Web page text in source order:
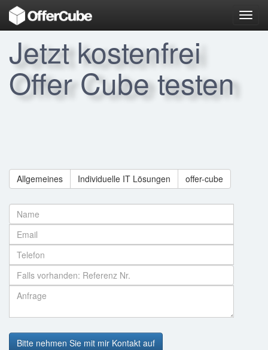
Jetzt kostenfrei
Offer Cube testen
Allgemeines Individuelle IT Lösungen offer-cube
Bitte nehmen Sie mit mir Kontakt auf